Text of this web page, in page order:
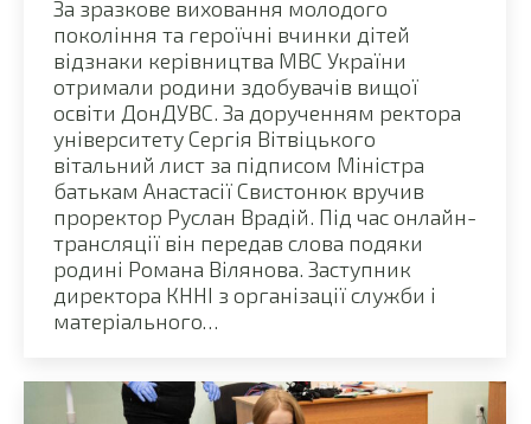
За зразкове виховання молодого
покоління та героїчні вчинки дітей
відзнаки керівництва МВС України
отримали родини здобувачів вищої
освіти ДонДУВС. За дорученням ректора
університету Сергія Вітвіцького
вітальний лист за підписом Міністра
батькам Анастасії Свистонюк вручив
проректор Руслан Врадій. Під час онлайн-
трансляції він передав слова подяки
родині Романа Вілянова. Заступник
директора КННІ з організації служби і
матеріального…